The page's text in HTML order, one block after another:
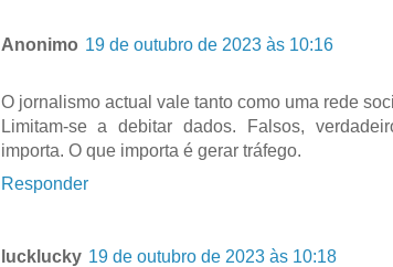
Anonimo 19 de outubro de 2023 às 10:16
O jornalismo actual vale tanto como uma rede
Limitam-se a debitar dados. Falsos,
importa. O que importa é gerar tráfego.
Responder
lucklucky 19 de outubro de 2023 às 10:18